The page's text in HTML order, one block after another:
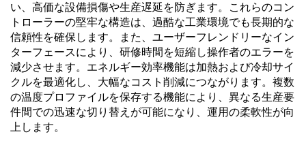
い、高価な設備損傷や生産遅延を防ぎます。これらのコン
トローラーの堅牢な構造は、過酷な工業環境でも長期的な
信頼性を確保します。また、ユーザーフレンドリーなイン
ターフェースにより、研修時間を短縮し操作者のエラーを
減少させます。エネルギー効率機能は加熱および冷却サイ
クルを最適化し、大幅なコスト削減につながります。複数
の温度プロファイルを保存する機能により、異なる生産要
件間での迅速な切り替えが可能になり、運用の柔軟性が向
上します。